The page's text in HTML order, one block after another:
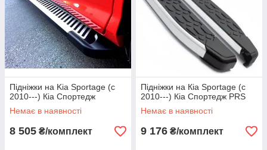
Підніжки на Kia Sportage (c
2010---) Кіа Спортедж
Немає в наявності
8 505 ₴/комплект
Підніжки на Кіа Sportage (c
2010---) Кіа Спортедж PRS
Немає в наявності
9 176 ₴/комплект